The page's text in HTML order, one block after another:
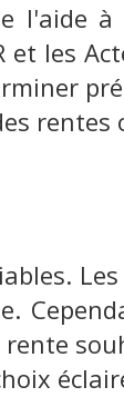
l'aide
les
rentes